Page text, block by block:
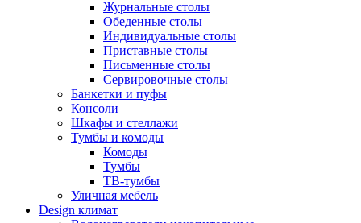
Журнальные столы
Обеденные столы
Индивидуальные столы
Приставные столы
Письменные столы
Сервировочные столы
Банкетки и пуфы
Консоли
Шкафы и стеллажи
Тумбы и комоды
Комоды
Тумбы
ТВ-тумбы
Уличная мебель
Design климат